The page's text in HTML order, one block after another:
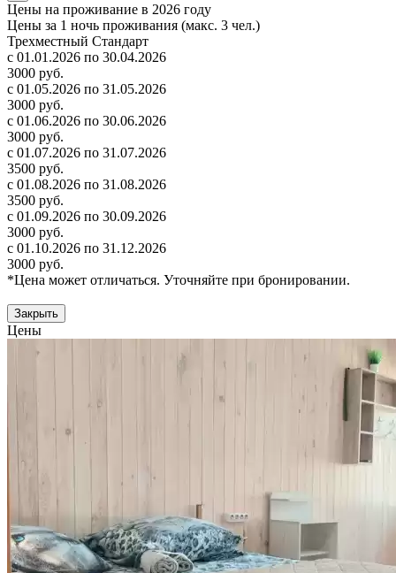
Цены на проживание в 2026 году
Цены за 1 ночь проживания (макс. 3 чел.)
Трехместный Стандарт
с 01.01.2026 по 30.04.2026
3000 руб.
с 01.05.2026 по 31.05.2026
3000 руб.
с 01.06.2026 по 30.06.2026
3000 руб.
с 01.07.2026 по 31.07.2026
3500 руб.
с 01.08.2026 по 31.08.2026
3500 руб.
с 01.09.2026 по 30.09.2026
3000 руб.
с 01.10.2026 по 31.12.2026
3000 руб.
*Цена может отличаться. Уточняйте при бронировании.
Закрыть
Цены